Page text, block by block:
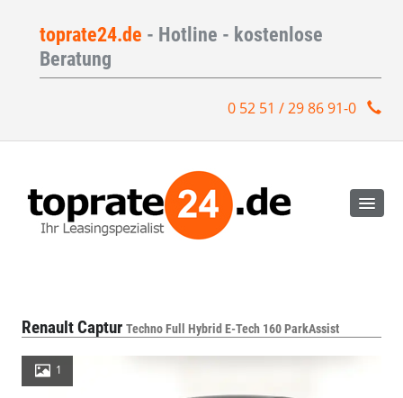
toprate24.de - Hotline - kostenlose
Beratung
0 52 51 / 29 86 91-0
Renault Captur Techno Full Hybrid E-Tech 160 ParkAssist
1